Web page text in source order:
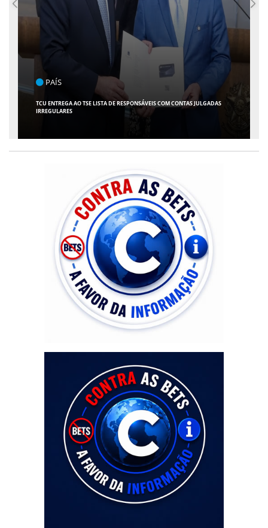
PAÍS
TCU ENTREGA AO TSE LISTA DE RESPONSÁVEIS COM CONTAS JULGADAS
IRREGULARES